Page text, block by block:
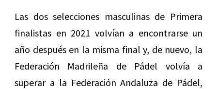
Las dos selecciones masculinas de Primera
finalistas en 2021 volvían a encontrarse un
año después en la misma final y, de nuevo, la
Federación Madrileña de Pádel volvía a
superar a la Federación Andaluza de Pádel,